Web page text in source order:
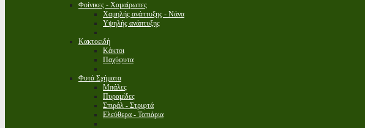
Φοίνικες - Χαμαίρωπες
Χαμηλής ανάπτυξης - Νάνα
Υψηλής ανάπτυξης
Κακτοειδή
Κάκτοι
Παχύφυτα
Φυτά Σχήματα
Μπάλες
Πυραμίδες
Σπιράλ - Στριφτά
Ελεύθερα - Τοπιάρια